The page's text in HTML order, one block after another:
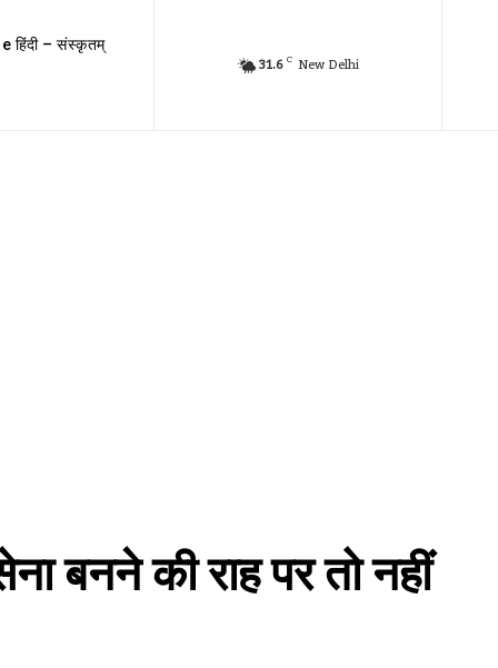
हिंदी – संस्कृतम्
31.6 C New Delhi
बनने की राह पर तो नहीं